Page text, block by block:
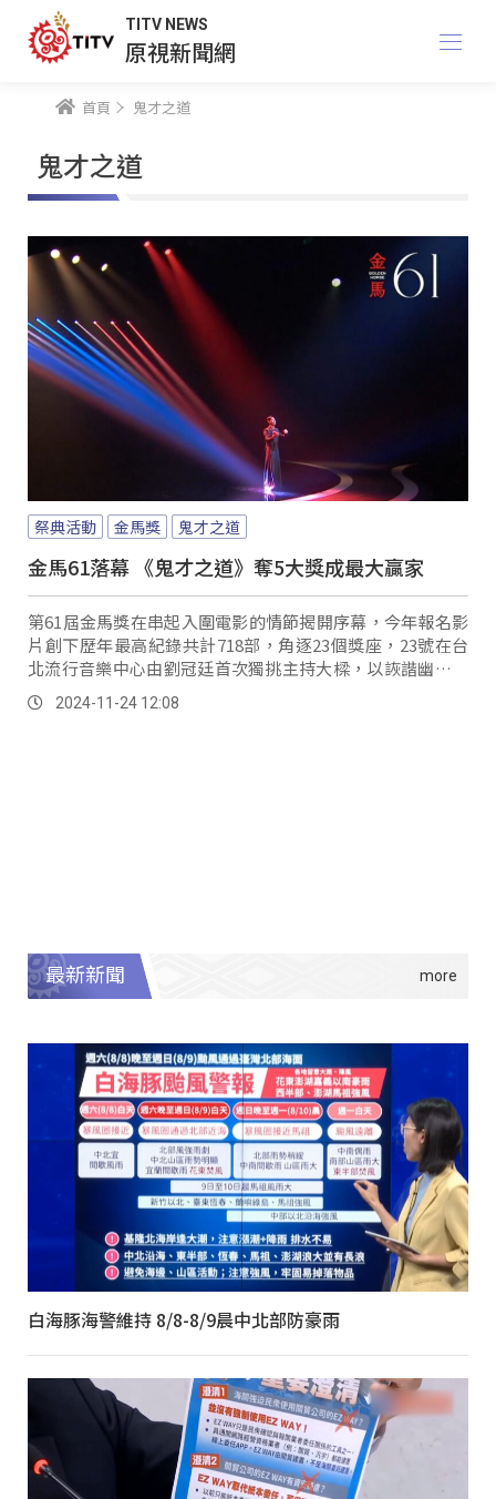
TITV NEWS
原視新聞網
首頁 鬼才之道
鬼才之道
祭典活動 金馬獎 鬼才之道
金馬61落幕 《鬼才之道》奪5大獎成最大贏家
第61屆金馬獎在串起入圍電影的情節揭開序幕，今年報名影
片創下歷年最高紀錄共計718部，角逐23個獎座，23號在台
北流行音樂中心由劉冠廷首次獨挑主持大樑，以詼諧幽默的
開場迎來華語電影的最高榮譽。
2024-11-24 12:08
最新新聞
白海豚海警維持 8/8-8/9晨中北部防豪雨